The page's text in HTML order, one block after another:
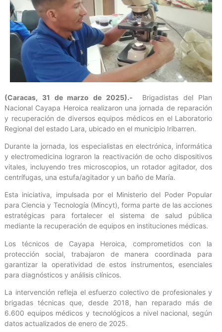
(Caracas, 31 de marzo de 2025).- Brigadistas del Plan
Nacional Cayapa Heroica realizaron una jornada de reparación
y recuperación de diversos equipos médicos en el Laboratorio
Regional del estado Lara, ubicado en el municipio Iribarren.
Durante la jornada, los especialistas en electrónica, informática
y electromedicina lograron la reactivación de ocho dispositivos
vitales, incluyendo tres microscopios, un rotador agitador, dos
centrífugas, una estufa/agitador y un baño de María.
Esta iniciativa, impulsada por el Ministerio del Poder Popular
para Ciencia y Tecnología (Mincyt), forma parte de las acciones
estratégicas para fortalecer el sistema de salud pública
mediante la recuperación de equipos en instituciones médicas.
Los técnicos de Cayapa Heroica, comprometidos con la
protección social, trabajaron de manera coordinada para
garantizar la operatividad de estos instrumentos, esenciales
para diagnósticos y análisis clínicos.
La intervención refleja el esfuerzo colectivo de profesionales y
brigadas técnicas que, desde 2018, han reparado más de
6.600 equipos médicos y tecnológicos a nivel nacional, según
datos actualizados de enero de 2025.